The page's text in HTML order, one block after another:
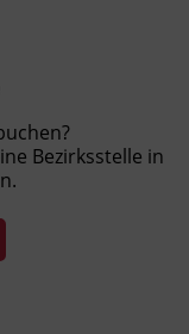
Bezirksstelle in